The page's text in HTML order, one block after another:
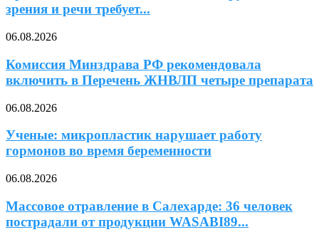
зрения и речи требует...
06.08.2026
Комиссия Минздрава РФ рекомендовала
включить в Перечень ЖНВЛП четыре препарата
06.08.2026
Ученые: микропластик нарушает работу
гормонов во время беременности
06.08.2026
Массовое отравление в Салехарде: 36 человек
пострадали от продукции WASABI89...